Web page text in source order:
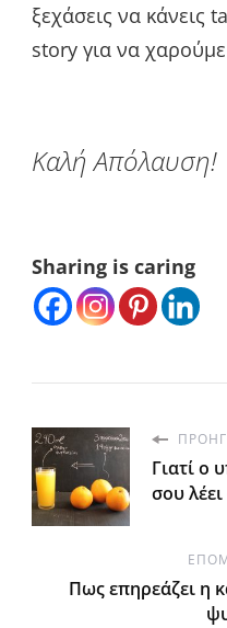
ξεχάσεις να κάνεις
story για να
Καλή Απόλαυση!
Sharing is caring
Γιατί ο
σου
Πως επηρεάζει η